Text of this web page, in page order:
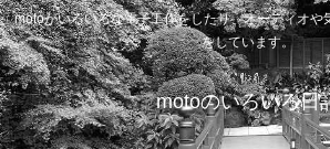
motoがいろいろな電子工作をしたり、オーディオや
をしています。
motoのいろいろ日